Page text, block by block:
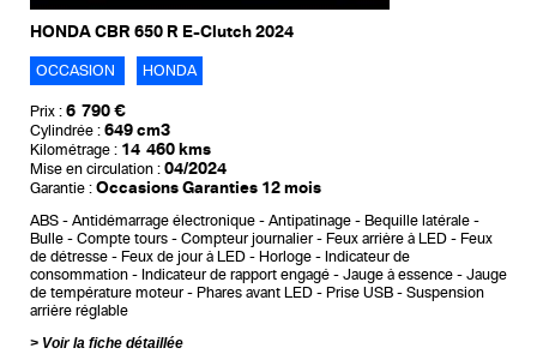
HONDA CBR 650 R E-Clutch 2024
OCCASION HONDA
Prix : 6 790 €
Cylindrée : 649 cm3
Kilométrage : 14 460 kms
Mise en circulation : 04/2024
Garantie : Occasions Garanties 12 mois
ABS Antidémarrage électronique Antipatinage
Bequille latérale
Bulle
Compte tours Compteur journalier Feux arrière à LED
Feux
de détresse
Feux de jour à LED Horloge
Indicateur de
consommation
Indicateur de rapport engagé Jauge à essence
Jauge
de température moteur
Phares avant LED Prise USB
Suspension
arrière réglable
Voir la fiche détaillée